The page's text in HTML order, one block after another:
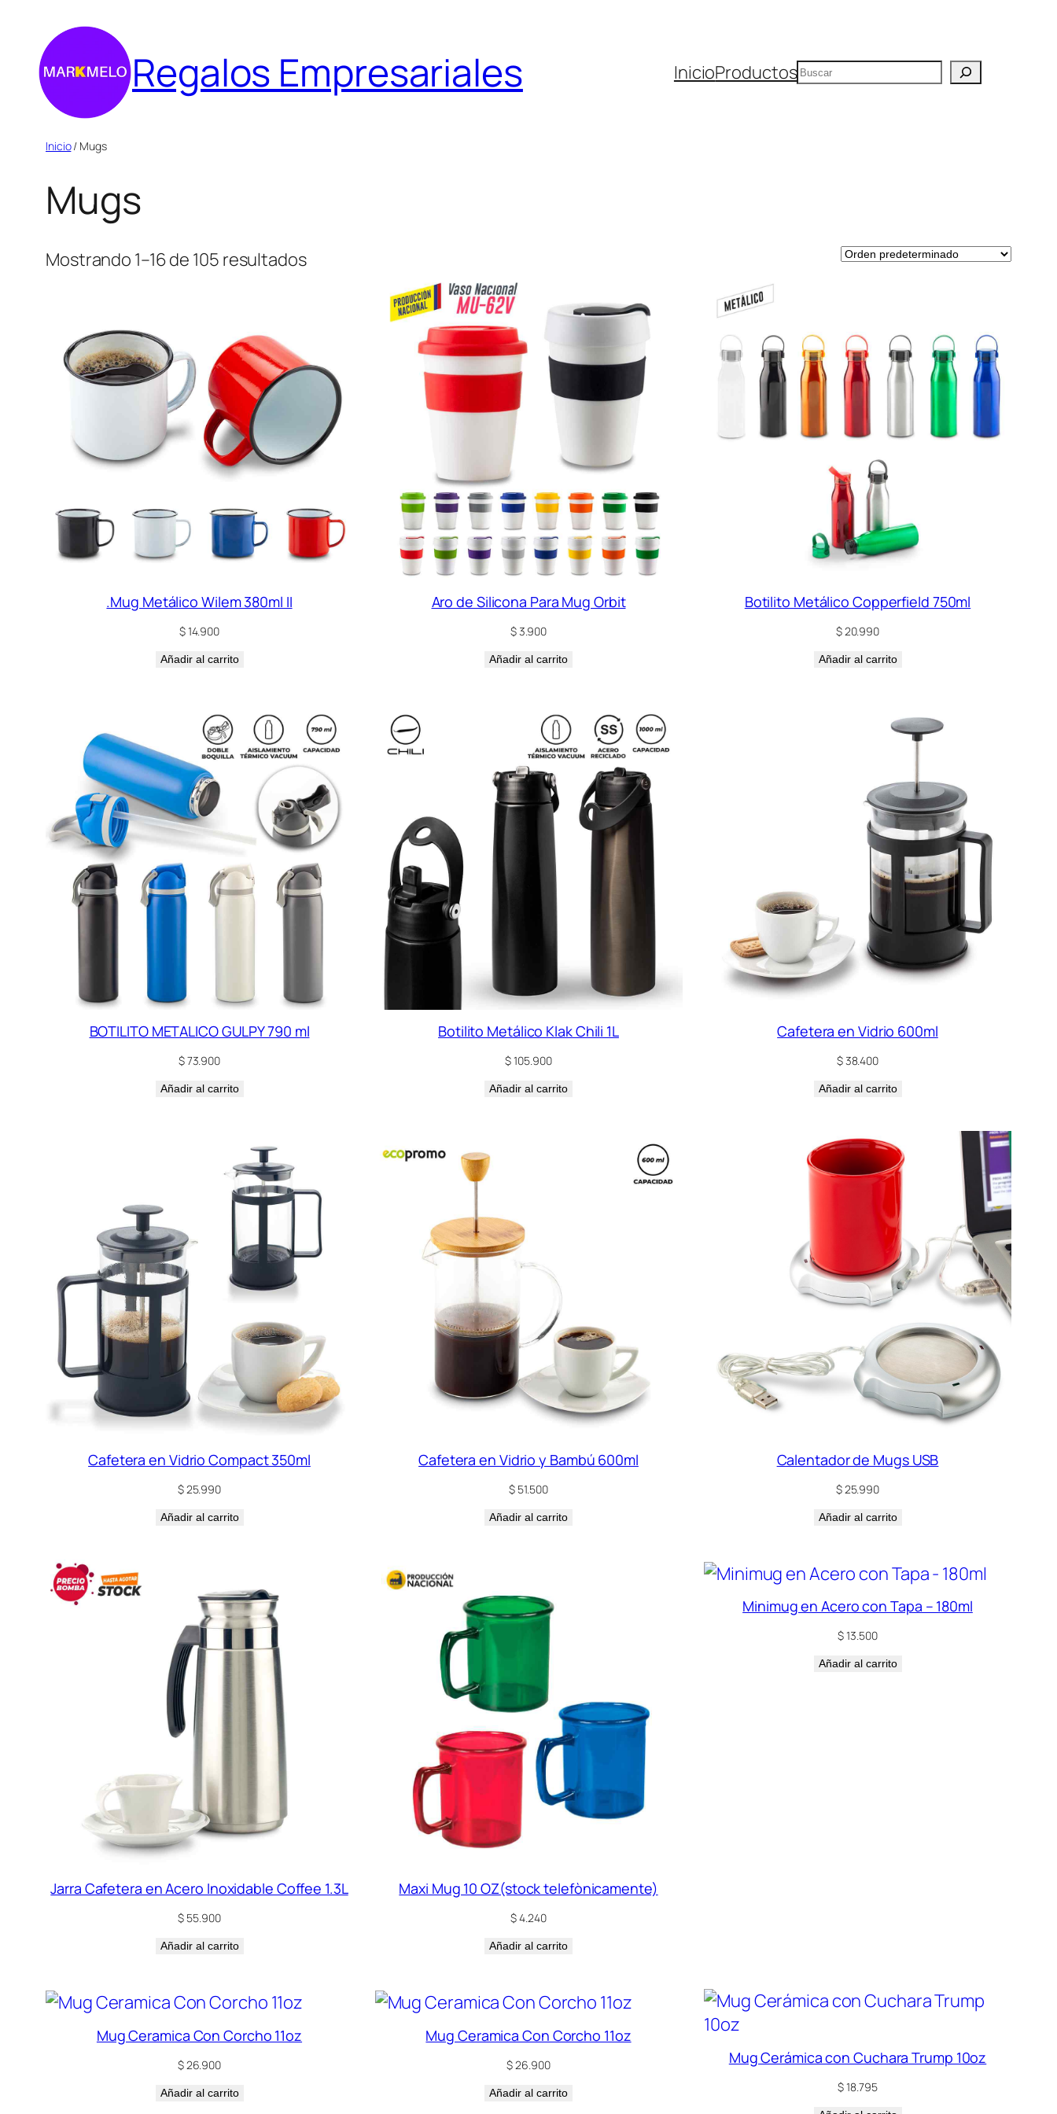
contenido
Regalos Empresariales InicioProductosBuscar
Inicio/ Mugs
Mugs
Mostrando 1–16 de 105 resultados
.Mug Metálico Wilem 380ml II
$14.900
Añadir al carrito
Aro de Silicona Para Mug Orbit
$3.900
Añadir al carrito
Botilito Metálico Copperfield 750ml
$20.990
Añadir al carrito
BOTILITO METALICO GULPY 790 ml
$73.900
Añadir al carrito
Botilito Metálico Klak Chili 1L
$105.900
Añadir al carrito
Cafetera en Vidrio 600ml
$38.400
Añadir al carrito
Cafetera en Vidrio Compact 350ml
$25.990
Añadir al carrito
Cafetera en Vidrio y Bambú 600ml
$ 51.500
Añadir al carrito
Calentador de Mugs USB
$25.990
Añadir al carrito
Jarra Cafetera en Acero Inoxidable Coffee 1.3L
$ 55.900
Añadir al carrito
Maxi Mug 10 OZ(stock telefònicamente)
$4.240
Añadir al carrito
Minimug en Acero con Tapa – 180ml
$13.500
Añadir al carrito
Mug Ceramica Con Corcho 11oz
$26.900
Añadir al carrito
Mug Ceramica Con Corcho 11oz
$26.900
Añadir al carrito
Mug Cerámica con Cuchara Trump 10oz
$18.795